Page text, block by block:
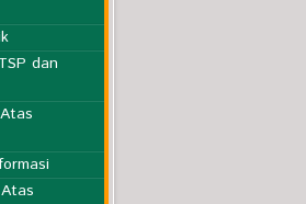
dan